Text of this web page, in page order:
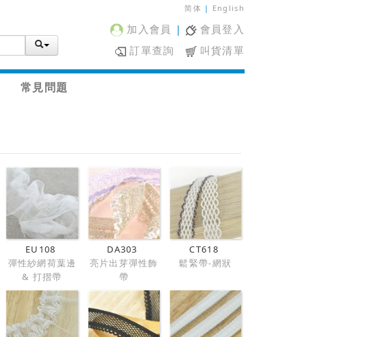
简体 | English
加入會員 |
會員登入
訂單查詢
叫貨清單
常見問題
EU108
彈性紗網荷葉邊
& 打摺帶
DA303
亮片出芽彈性飾
帶
CT618
鬆緊帶-網狀